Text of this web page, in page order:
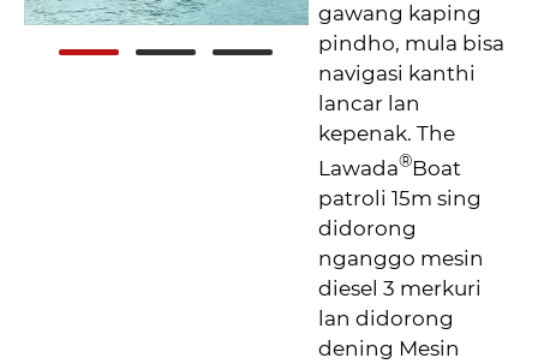
gawang kaping
pindho, mula bisa
navigasi kanthi
lancar lan
kepenak. The
Lawada®Boat
patroli 15m sing
didorong
nganggo mesin
diesel 3 merkuri
lan didorong
dening Mesin